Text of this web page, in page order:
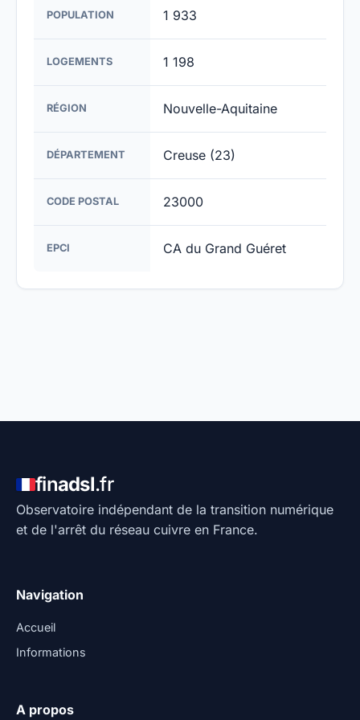
POPULATION 1 933
LOGEMENTS 1 198
RÉGION Nouvelle-Aquitaine
DÉPARTEMENT Creuse (23)
CODE POSTAL 23000
EPCI CA du Grand Guéret
finadsl.fr
Observatoire indépendant de la transition numérique
et de l'arrêt du réseau cuivre en France.
Navigation
Accueil
Informations
A propos